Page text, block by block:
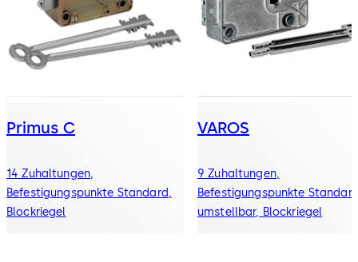
Primus C
14 Zuhaltungen,
Befestigungspunkte Standard,
Blockriegel
VAROS
9 Zuhaltungen,
Befestigungspunkte
umstellbar, Blockriegel